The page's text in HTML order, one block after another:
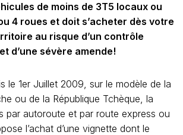
de moins de 3T5 locaux ou
4 roues et doit s’acheter dès votre
au risque d’un contrôle
d’une sévère amende!
le 1er Juillet 2009, sur le modèle de la
ou de la République Tchèque, la
par autoroute et par route express ou
l’achat d’une vignette dont le